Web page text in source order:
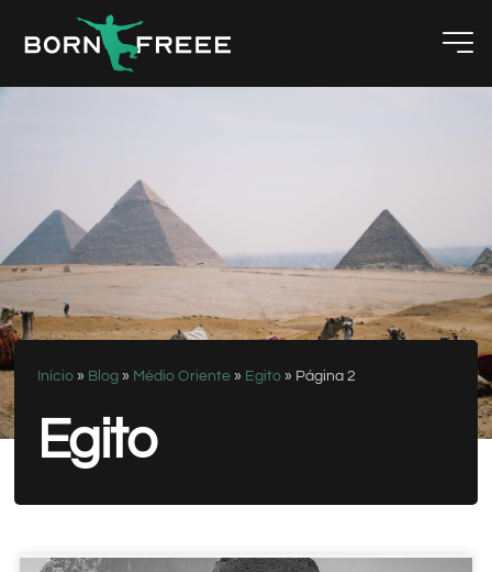
Início » Blog » Médio Oriente » Egito » Página 2
Egito